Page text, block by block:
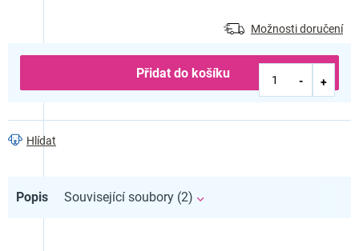
Možnosti doručení
Přidat do košíku
Hlídat
Popis Související soubory (2)